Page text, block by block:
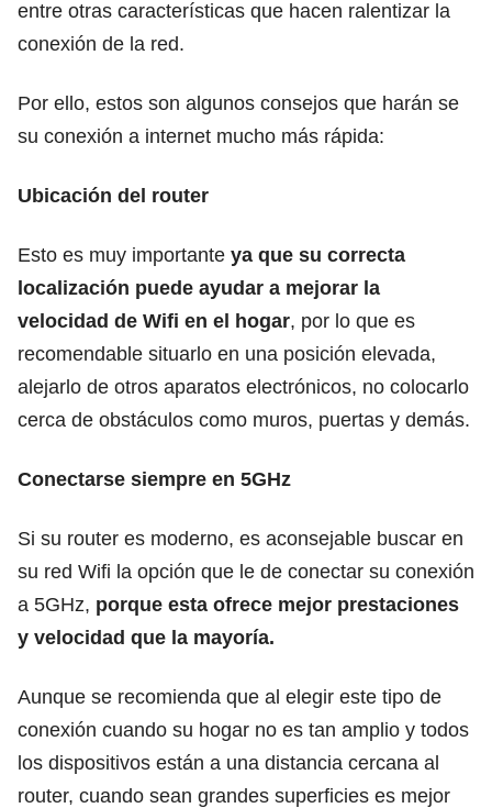
entre otras características que hacen ralentizar la
conexión de la red.
Por ello, estos son algunos consejos que harán se
su conexión a internet mucho más rápida:
Ubicación del router
Esto es muy importante ya que su correcta
localización puede ayudar a mejorar la
velocidad de Wifi en el hogar, por lo que es
recomendable situarlo en una posición elevada,
alejarlo de otros aparatos electrónicos, no colocarlo
cerca de obstáculos como muros, puertas y demás.
Conectarse siempre en 5GHz
Si su router es moderno, es aconsejable buscar en
su red Wifi la opción que le de conectar su conexión
a 5GHz, porque esta ofrece mejor prestaciones
y velocidad que la mayoría.
Aunque se recomienda que al elegir este tipo de
conexión cuando su hogar no es tan amplio y todos
los dispositivos están a una distancia cercana al
router, cuando sean grandes superficies es mejor